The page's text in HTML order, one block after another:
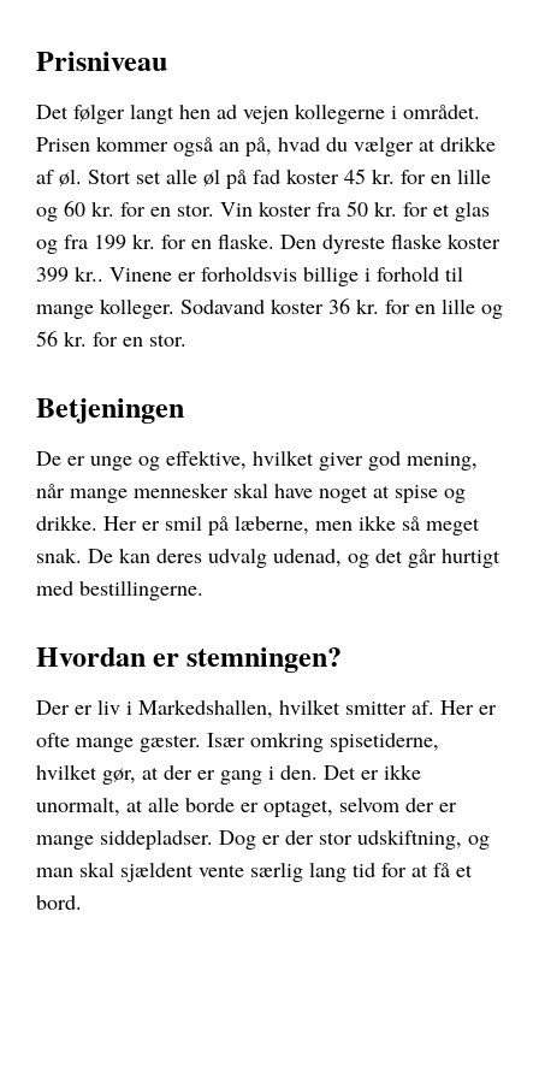
Prisniveau
Det følger langt hen ad vejen kollegerne i området.
Prisen kommer også an på, hvad du vælger at drikke
af øl. Stort set alle øl på fad koster 45 kr. for en lille
og 60 kr. for en stor. Vin koster fra 50 kr. for et glas
og fra 199 kr. for en flaske. Den dyreste flaske koster
399 kr.. Vinene er forholdsvis billige i forhold til
mange kolleger. Sodavand koster 36 kr. for en lille og
56 kr. for en stor.
Betjeningen
De er unge og effektive, hvilket giver god mening,
når mange mennesker skal have noget at spise og
drikke. Her er smil på læberne, men ikke så meget
snak. De kan deres udvalg udenad, og det går hurtigt
med bestillingerne.
Hvordan er stemningen?
Der er liv i Markedshallen, hvilket smitter af. Her er
ofte mange gæster. Især omkring spisetiderne,
hvilket gør, at der er gang i den. Det er ikke
unormalt, at alle borde er optaget, selvom der er
mange siddepladser. Dog er der stor udskiftning, og
man skal sjældent vente særlig lang tid for at få et
bord.